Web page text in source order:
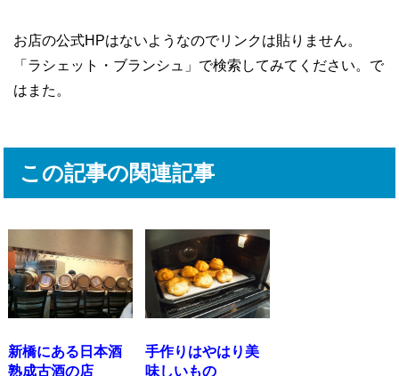
お店の公式HPはないようなのでリンクは貼りません。
「ラシェット・ブランシュ」で検索してみてください。で
はまた。
この記事の関連記事
新橋にある日本酒
熟成古酒の店
手作りはやはり美
味しいもの